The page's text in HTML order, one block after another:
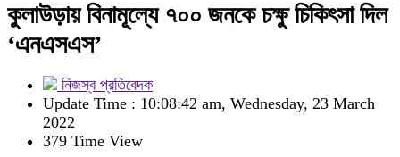
কুলাউড়ায় বিনামূল্যে ৭০০ জনকে চক্ষু চিকিৎসা দিল
‘এনএসএস’
নিজস্ব প্রতিবেদক
Update Time : 10:08:42 am, Wednesday, 23 March
2022
379 Time View